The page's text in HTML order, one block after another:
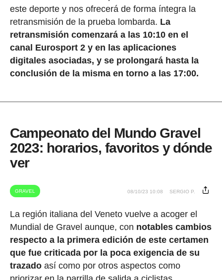
este deporte y nos ofrecerá de forma íntegra la
retransmisión de la prueba lombarda. La
retransmisión comenzará a las 10:10 en el
canal Eurosport 2 y en las aplicaciones
digitales asociadas, y se prolongará hasta la
conclusión de la misma en torno a las 17:00.
Campeonato del Mundo Gravel
2023: horarios, favoritos y dónde
ver
GRAVEL 08/10/23 10:08 SERGIO P.
La región italiana del Veneto vuelve a acoger el
Mundial de Gravel aunque, con notables cambios
respecto a la primera edición de este certamen
que fue criticada por la poca exigencia de su
trazadoasí como por otros aspectos como